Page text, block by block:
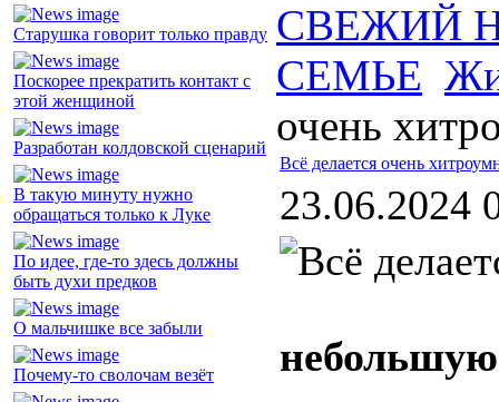
Старушка говорит только правду
Поскорее прекратить контакт с
этой женщиной
Разработан колдовской сценарий
В такую минуту нужно
обращаться только к Луке
По идее, где-то здесь должны
быть духи предков
О мальчишке все забыли
Почему-то сволочам везёт
СВЕЖИЙ
СЕМЬЕ
очень
Всё делается очень
23.06.2024